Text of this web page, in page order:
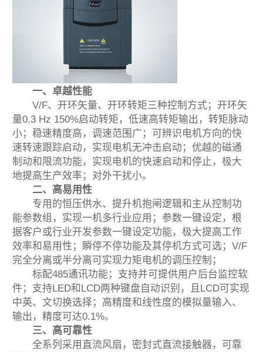
一、卓越性能
V/F、开环矢量、开环转矩三种控制方式；开环矢
量0.3 Hz 150%启动转矩，低速高转矩输出，转矩脉动
小；稳速精度高，调速范围广；可辨识电机方向的快
速转速跟踪启动，实现电机无冲击启动；优越的磁通
制动和限流功能，实现电机的快速启动和停止，极大
地提高生产效率；对外干扰小。
二、高易用性
专用的恒压供水、提升机抱闸逻辑和主从控制功
能参数组，实现一机多行业应用；参数一键设定，根
据客户或行业开发参数一键设定功能，极大提高工作
效率和易用性；瞬停不停功能及其停机方式可选；V/F
完全分离或半分离可实现力矩电机的调压控制；
标配485通讯功能；支持并可提供用户后台监控软
件；支持LED和LCD两种键盘自动识别，且LCD可实现
中英、文切换选择；高精度和线性度的模拟量输入、
输出，精度可达0.1%。
三、高可靠性
全系列采用直流风扇，密封式直流接触器，可靠